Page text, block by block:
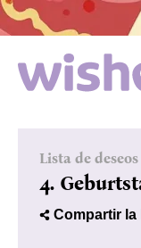
Lista de deseos
4.
Compartir la